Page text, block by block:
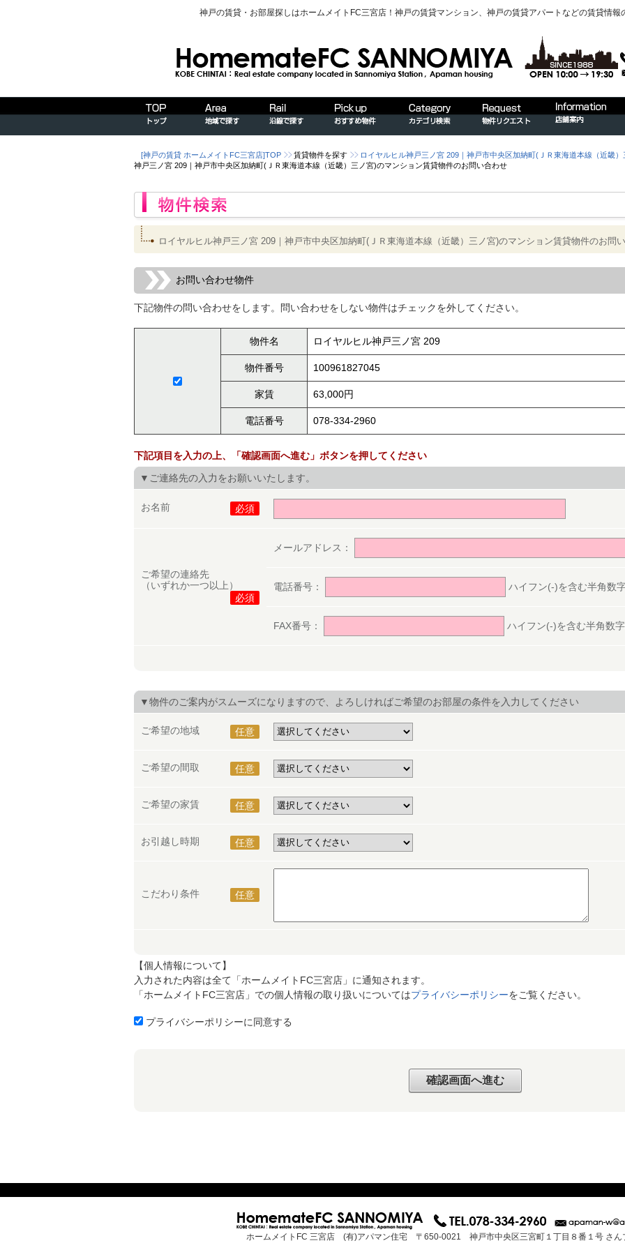
神戸の賃貸・お部屋探しはホームメイトFC三宮店！神戸の賃貸マンション、神戸の賃貸アパートなどの賃貸情報
[神戸の賃貸 ホームメイトFC三宮店]TOP 賃貸物件を探す ロイヤルヒル神戸三ノ宮 209｜神戸市中央区加納町(ＪＲ東海道本線（近畿
神戸三ノ宮 209｜神戸市中央区加納町(ＪＲ東海道本線（近畿）三ノ宮)のマンション賃貸物件のお問い合わせ
ロイヤルヒル神戸三ノ宮 209｜神戸市中央区加納町(ＪＲ東海道本線（近畿）三ノ宮)のマンション賃貸物件のお問
お問い合わせ物件
下記物件の問い合わせをします。問い合わせをしない物件はチェックを外してください。
物件名 ロイヤルヒル神戸三ノ宮 209
物件番号 100961827045
家賃 63,000円
電話番号 078-334-2960
下記項目を入力の上、「確認画面へ進む」ボタンを押してください
▼ご連絡先の入力をお願いいたします。
お名前 必須
ご希望の連絡先
（いずれか一つ以上）
必須
メールアドレス：
電話番号： ハイフン(-)を含む半角数
FAX番号： ハイフン(-)を含む半角数
▼物件のご案内がスムーズになりますので、よろしければご希望のお部屋の条件を入力してください
ご希望の地域 任意
ご希望の間取 任意
ご希望の家賃 任意
お引越し時期 任意
こだわり条件 任意
【個人情報について】
入力された内容は全て「ホームメイトFC三宮店」に通知されます。
「ホームメイトFC三宮店」での個人情報の取り扱いについてはプライバシーポリシーをご覧ください。
プライバシーポリシーに同意する
ホームメイトFC 三宮店 (有)アパマン住宅 〒650-0021 神戸市中央区三宮町１丁目８番１号 さん